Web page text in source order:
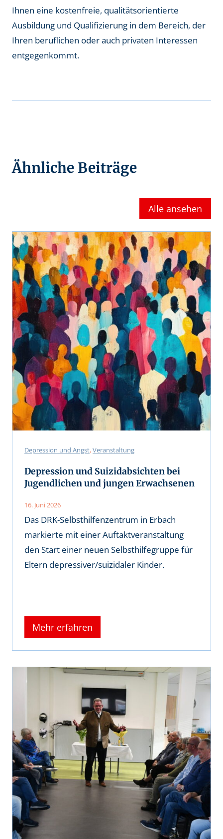
Ihnen eine kostenfreie, qualitätsorientierte
Ausbildung und Qualifizierung in dem Bereich, der
Ihren beruflichen oder auch privaten Interessen
entgegenkommt.
Ähnliche Beiträge
Alle ansehen
Depression und Angst, Veranstaltung
Depression und Suizidabsichten bei
Jugendlichen und jungen Erwachsenen
16. Juni 2026
Das DRK-Selbsthilfenzentrum in Erbach
markierte mit einer Auftaktveranstaltung
den Start einer neuen Selbsthilfegruppe für
Eltern depressiver/suizidaler Kinder.
Mehr erfahren